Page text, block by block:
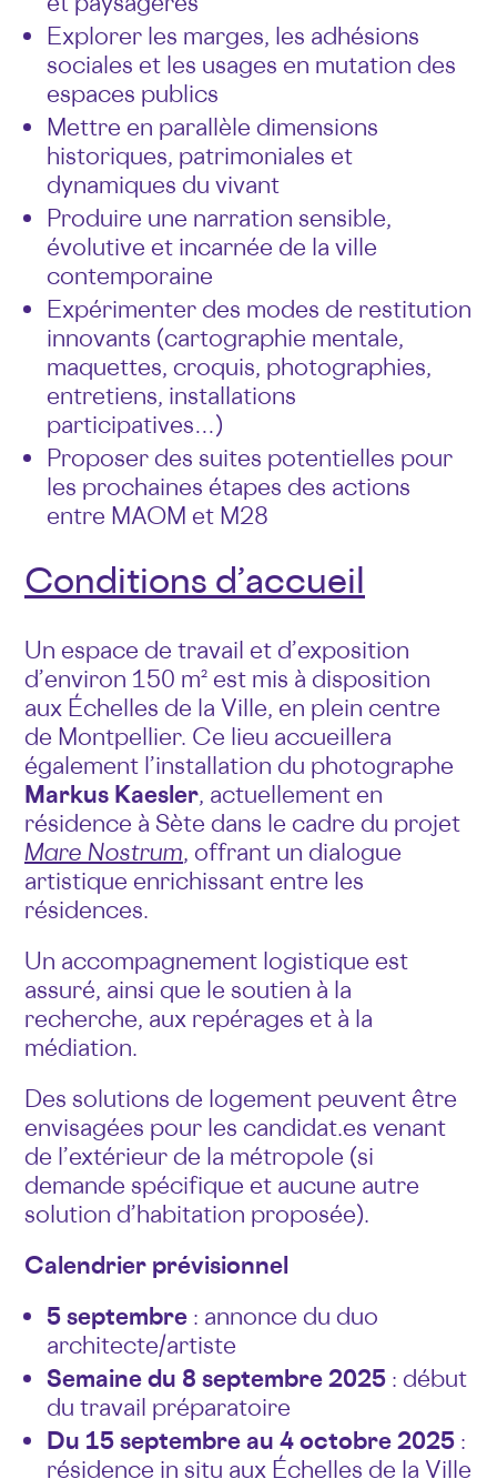
Explorer les marges, les adhésions
sociales et les usages en mutation des
espaces publics
Mettre en parallèle dimensions
historiques, patrimoniales et
dynamiques du vivant
Produire une narration sensible,
évolutive et incarnée de la ville
contemporaine
Expérimenter des modes de restitution
innovants (cartographie mentale,
maquettes, croquis, photographies,
entretiens, installations
participatives…)
Proposer des suites potentielles pour
les prochaines étapes des actions
entre MAOM et M28
Conditions d’accueil
Un espace de travail et d’exposition
d’environ 150 m² est mis à disposition
aux Échelles de la Ville, en plein centre
de Montpellier. Ce lieu accueillera
également l’installation du photographe
Markus Kaesler, actuellement en
résidence à Sète dans le cadre du projet
Mare Nostrum, offrant un dialogue
artistique enrichissant entre les
résidences.
Un accompagnement logistique est
assuré, ainsi que le soutien à la
recherche, aux repérages et à la
médiation.
Des solutions de logement peuvent être
envisagées pour les candidat.es venant
de l’extérieur de la métropole (si
demande spécifique et aucune autre
solution d’habitation proposée).
Calendrier prévisionnel
5 septembre : annonce du duo
architecte/artiste
Semaine du 8 septembre 2025 : début
du travail préparatoire
Du 15 septembre au 4 octobre 2025 :
résidence in situ aux Échelles de la Ville